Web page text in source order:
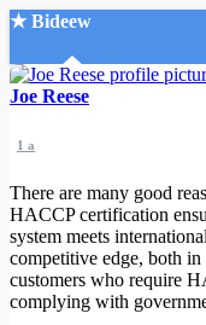
★ Bideew
Accueil
Mon compte
Joe Reese
1 a
There are many good
HACCP certification
system meets
competitive edge, both
customers who require
complying with